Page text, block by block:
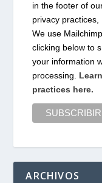
in the footer of
privacy
We use
clicking below to
your information
processing.
practices here.
ARCHIVOS